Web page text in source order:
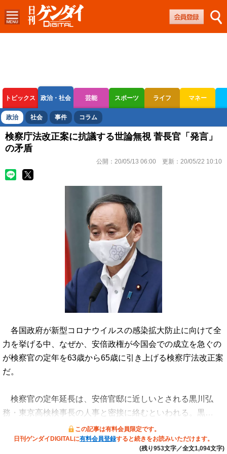
トピックス 政治・社会 芸能 スポーツ ライフ マネー
ボートレース 競輪 オートレース
政治 社会 事件 コラム
検察庁法改正案に抗議する世論無視 菅長官「発言」
の矛盾
公開： 20/05/13 06:00 更新： 20/05/22 10:10
各国政府が新型コロナウイルスの感染拡大防止に向けて全
力を挙げる中、なぜか、安倍政権が今国会での成立を急ぐの
が検察官の定年を63歳から65歳に引き上げる検察庁法改正案
だ。
検察官の定年延長は、安倍官邸に近しいとされる黒川弘
務・東京高検検事長の人事と密接に絡むといわれる。黒…
この記事は有料会員限定です。
日刊ゲンダイDIGITALに有料会員登録すると続きをお読みいただけます。
(残り953文字／全文1,094文字)